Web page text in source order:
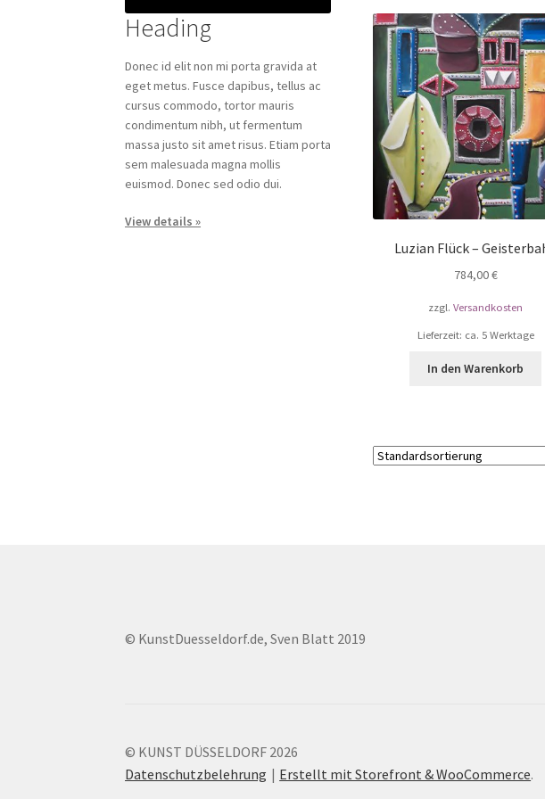
Luzian Flück –
784,00€
zzgl.Versandkosten
Lieferzeit: ca. 5 Werktage
In den Warenkorb
Heading
Donec id elit non mi porta gravida at
eget metus. Fusce dapibus, tellus ac
cursus commodo, tortor mauris
condimentum nibh, ut fermentum
massa justo sit amet risus. Etiam porta
sem malesuada magna mollis
euismod. Donec sed odio dui.
View details »
© KunstDuesseldorf.de, Sven Blatt 2019
© KUNST DÜSSELDORF 2026
Datenschutzbelehrung
Erstellt mit Storefront & WooCommerce.